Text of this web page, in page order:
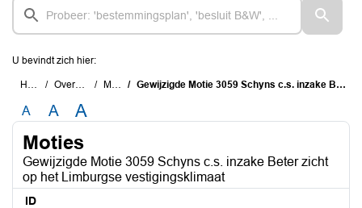
U bevindt zich hier:
Home Overzichten Moties Gewijzigde Motie 3059 Schyns c.s. inzake Beter zicht op het Limburgse vestigingsklimaat
A A A
Moties
Gewijzigde Motie 3059 Schyns c.s. inzake Beter zicht
op het Limburgse vestigingsklimaat
ID